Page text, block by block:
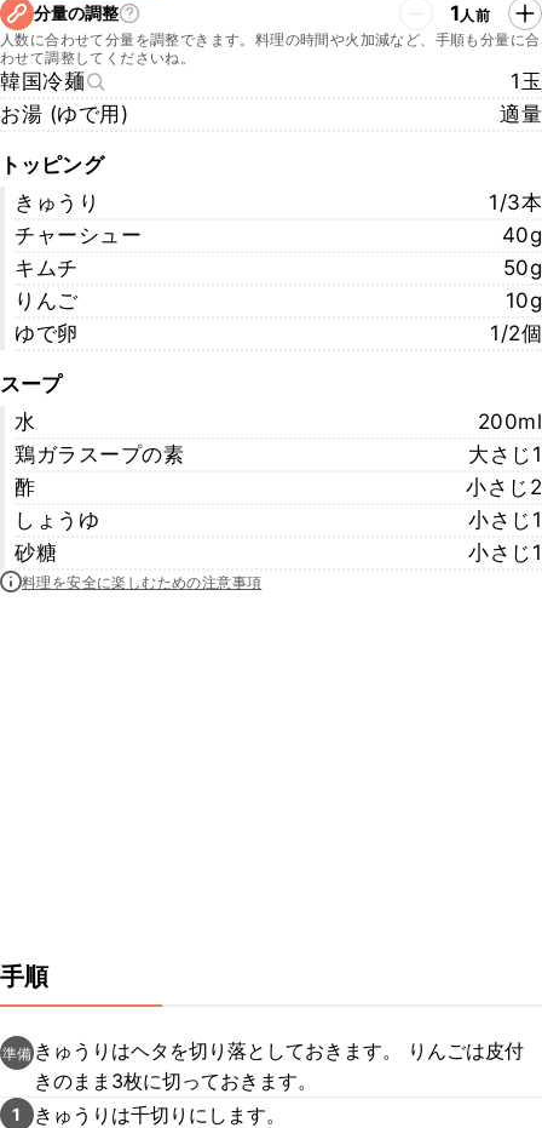
分量の調整 1人前
人数に合わせて分量を調整できます。料理の時間や火加減など、手順も分量に合
わせて調整してくださいね。
韓国冷麺
1玉
お湯 (ゆで用)
適量
トッピング
きゅうり
1/3本
チャーシュー
40g
キムチ
50g
りんご
10g
ゆで卵
1/2個
スープ
水
200ml
鶏ガラスープの素
大さじ1
酢
小さじ2
しょうゆ
小さじ1
砂糖
小さじ1
料理を安全に楽しむための注意事項
手順
準備 きゅうりはヘタを切り落としておきます。 りんごは皮付
きのまま3枚に切っておきます。
1 きゅうりは千切りにします。